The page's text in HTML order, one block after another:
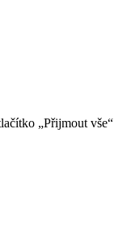
„Přijmout vše“